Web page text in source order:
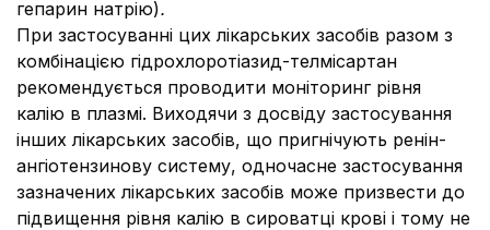
гепарин натрію).
При застосуванні цих лікарських засобів разом з
комбінацією гідрохлоротіазид-телмісартан
рекомендується проводити моніторинг рівня
калію в плазмі. Виходячи з досвіду застосування
інших лікарських засобів, що пригнічують ренін-
ангіотензинову систему, одночасне застосування
зазначених лікарських засобів може призвести до
підвищення рівня калію в сироватці крові і тому не